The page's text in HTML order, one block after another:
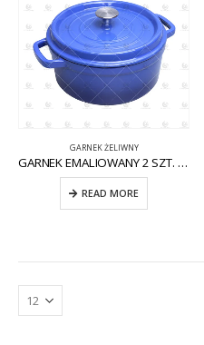
GARNEK ŻELIWNY
GARNEK EMALIOWANY 2 SZT. CW-CI006
READ MORE